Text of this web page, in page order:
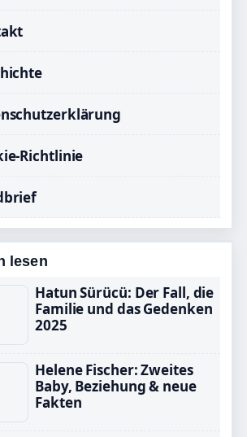
Richtlinie
lesen
Hatun Sürücü: Der Fall, die
Familie und das Gedenken
2025
Helene Fischer: Zweites
Baby, Beziehung & neue
Fakten